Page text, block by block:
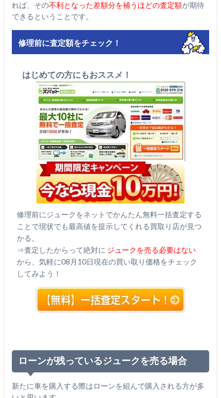
れば、その不利となった差額分を補うほどの査定額が期待
できるということです。
修理前に査定額をチェック！
はじめての方にもおススメ！
修理前にジュークをネットでかんたん無料一括査定する
ことで現状でも最高値を提示してくれる買取り店が見つ
かる。
⇒査定したからって絶対に ジュークを売る必要はない
から、気軽に08月10日現在の買い取り価格をチェック
してみよう！
ローンが残っているジュークを売る場合
新たに車を購入する際はローンを組んで購入される方が多